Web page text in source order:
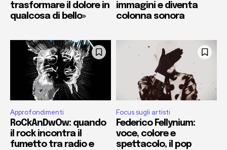
trasformare il dolore in
qualcosa di bello»
immagini e diventa
colonna sonora
Approfondimenti
RoCkAnDwOw: quando
il rock incontra il
fumetto tra radio e
Focus sugli artisti
Federico Fellynium:
voce, colore e
spettacolo, il pop